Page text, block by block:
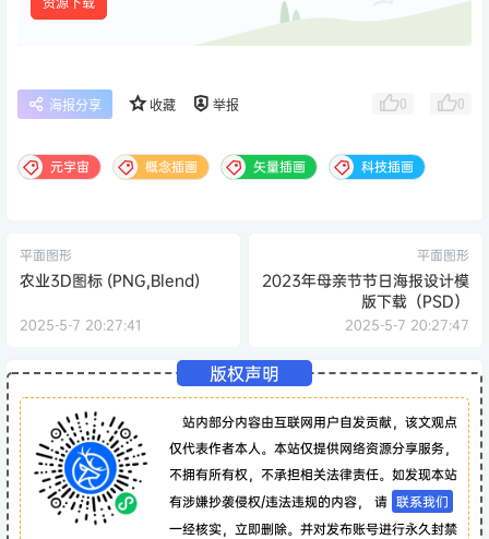
海报分享 收藏 举报 0 0
元宇宙 概念插画 矢量插画 科技插画
平面图形
农业3D图标 (PNG,Blend)
2025-5-7 20:27:41
平面图形
2023年母亲节节日海报设计模
版下载（PSD）
2025-5-7 20:27:47
版权声明
站内部分内容由互联网用户自发贡献，该文观点
仅代表作者本人。本站仅提供网络资源分享服务，
不拥有所有权，不承担相关法律责任。如发现本站
有涉嫌抄袭侵权/违法违规的内容， 请 联系我们
一经核实，立即删除。并对发布账号进行永久封禁